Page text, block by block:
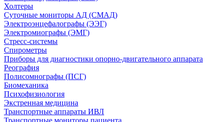
Холтеры
Суточные мониторы АД (СМАД)
Электроэнцефалографы (ЭЭГ)
Электромиографы (ЭМГ)
Стресс-системы
Спирометры
Приборы для диагностики опорно-двигательного аппарата
Реография
Полисомнографы (ПСГ)
Биомеханика
Психофизиология
Экстренная медицина
Транспортные аппараты ИВЛ
Транспортные мониторы пациента